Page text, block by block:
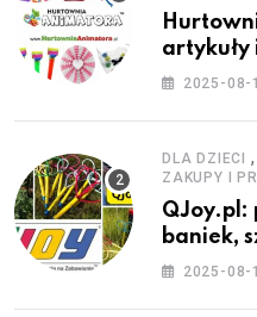
artykuły
stroje i
2025-08-
DLA DZIECI ,
ZAKUPY I
QJoy.pl:
baniek,
zestawy
2025-08-